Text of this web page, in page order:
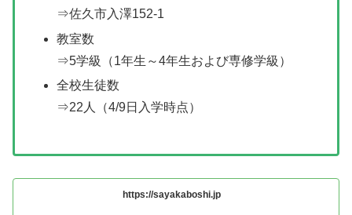
⇒佐久市入澤152-1
教室数
⇒5学級（1年生～4年生および専修学級）
全校生徒数
⇒22人（4/9日入学時点）
https://sayakaboshi.jp